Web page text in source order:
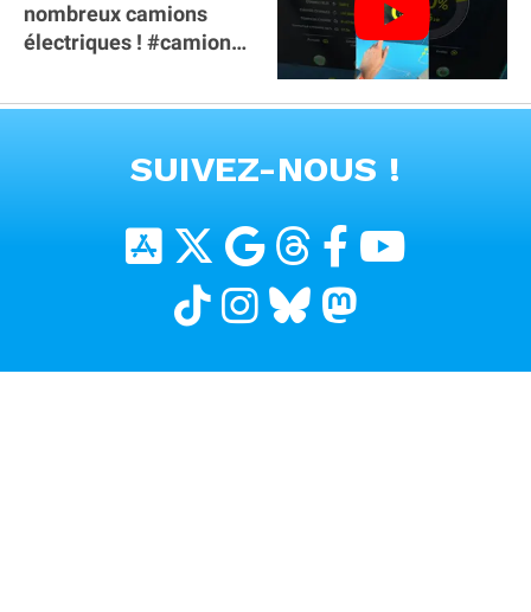
nombreux camions
électriques ! #camion
#voitureelectrique
SUIVEZ-NOUS !